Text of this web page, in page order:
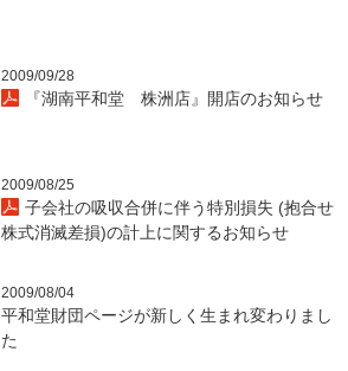
2009/09/28
『湖南平和堂 株洲店』開店のお知らせ
2009/08/25
子会社の吸収合併に伴う特別損失 (抱合せ
株式消滅差損)の計上に関するお知らせ
2009/08/04
平和堂財団ページが新しく生まれ変わりまし
た